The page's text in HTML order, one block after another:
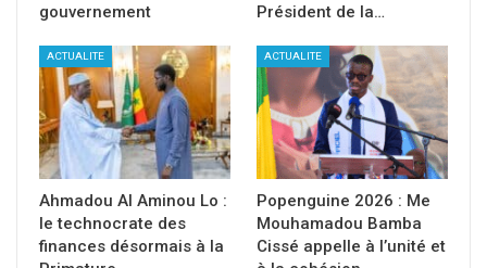
gouvernement
Président de la…
ACTUALITE
Ahmadou Al Aminou Lo :
le technocrate des
finances désormais à la
ACTUALITE
Popenguine 2026 : Me
Mouhamadou Bamba
Cissé appelle à l’unité et